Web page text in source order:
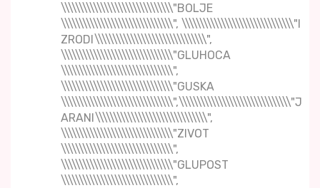
\\\\\\\\\\\\\\\\\\\\\\\\\\\\\\\"BOLJE
\\\\\\\\\\\\\\\\\\\\\\\\\\\\\\\", \\\\\\\\\\\\\\\\\\\\\\\\\\\\\\\"I
ZRODI\\\\\\\\\\\\\\\\\\\\\\\\\\\\\\\",
\\\\\\\\\\\\\\\\\\\\\\\\\\\\\\\"GLUHOCA
\\\\\\\\\\\\\\\\\\\\\\\\\\\\\\\",
\\\\\\\\\\\\\\\\\\\\\\\\\\\\\\\"GUSKA
\\\\\\\\\\\\\\\\\\\\\\\\\\\\\\\",\\\\\\\\\\\\\\\\\\\\\\\\\\\\\\\"J
ARANI\\\\\\\\\\\\\\\\\\\\\\\\\\\\\\\",
\\\\\\\\\\\\\\\\\\\\\\\\\\\\\\\"ZIVOT
\\\\\\\\\\\\\\\\\\\\\\\\\\\\\\\",
\\\\\\\\\\\\\\\\\\\\\\\\\\\\\\\"GLUPOST
\\\\\\\\\\\\\\\\\\\\\\\\\\\\\\\",